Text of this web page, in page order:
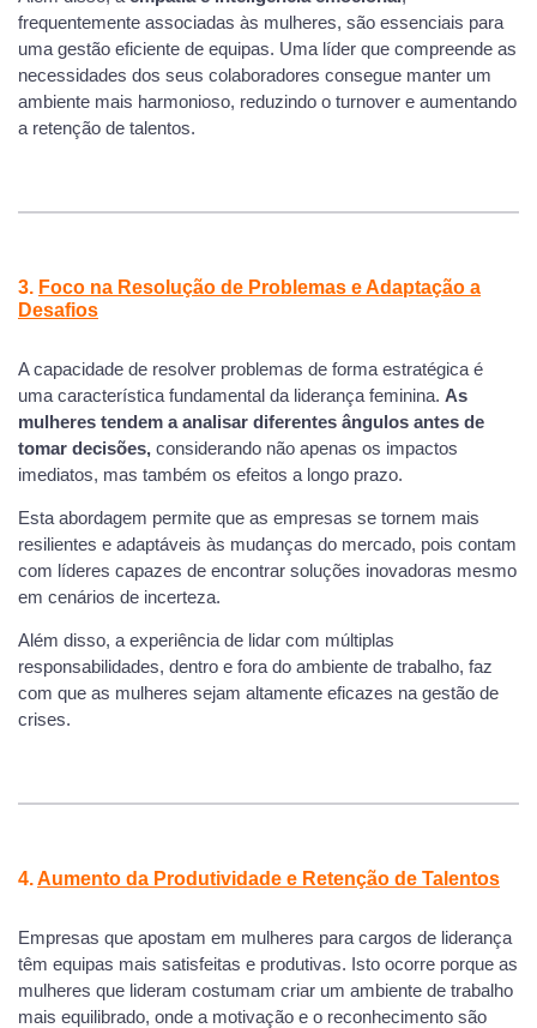
frequentemente associadas às mulheres, são essenciais para
uma gestão eficiente de equipas. Uma líder que compreende as
necessidades dos seus colaboradores consegue manter um
ambiente mais harmonioso, reduzindo o turnover e aumentando
a retenção de talentos.
3. Foco na Resolução de Problemas e Adaptação a
Desafios
A capacidade de resolver problemas de forma estratégica é
uma característica fundamental da liderança feminina. As
mulheres tendem a analisar diferentes ângulos antes de
tomar decisões, considerando não apenas os impactos
imediatos, mas também os efeitos a longo prazo.
Esta abordagem permite que as empresas se tornem mais
resilientes e adaptáveis às mudanças do mercado, pois contam
com líderes capazes de encontrar soluções inovadoras mesmo
em cenários de incerteza.
Além disso, a experiência de lidar com múltiplas
responsabilidades, dentro e fora do ambiente de trabalho, faz
com que as mulheres sejam altamente eficazes na gestão de
crises.
4.Aumento da Produtividade e Retenção de Talentos
Empresas que apostam em mulheres para cargos de liderança
têm equipas mais satisfeitas e produtivas. Isto ocorre porque as
mulheres que lideram costumam criar um ambiente de trabalho
mais equilibrado, onde a motivação e o reconhecimento são